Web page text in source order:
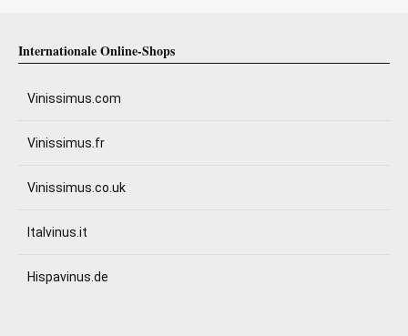
Internationale Online-Shops
Vinissimus.com
Vinissimus.fr
Vinissimus.co.uk
Italvinus.it
Hispavinus.de